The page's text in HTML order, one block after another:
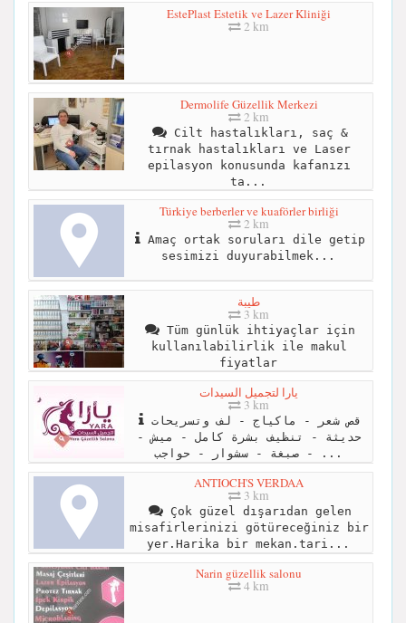
EstePlast Estetik ve Lazer Kliniği
2 km
Dermolife Güzellik Merkezi
2 km
Cilt hastalıkları, saç &
tırnak hastalıkları ve Laser
epilasyon konusunda kafanızı
ta...
Türkiye berberler ve kuaförler birliği
2 km
Amaç ortak soruları dile getip
sesimizi duyurabilmek...
طيبة
3 km
Tüm günlük ihtiyaçlar için
kullanılabilirlik ile makul
fiyatlar
يارا لتجميل السيدات
3 km
قص شعر - ماكياج - لف وتسريحات
حديثة - تنظيف بشرة كامل - ميش -
صبغة - سشوار - حواجب - ...
ANTIOCH'S VERDAA
3 km
Çok güzel dışarıdan gelen
misafirlerinizi götüreceğiniz bir
yer.Harika bir mekan.tari...
Narin güzellik salonu
4 km